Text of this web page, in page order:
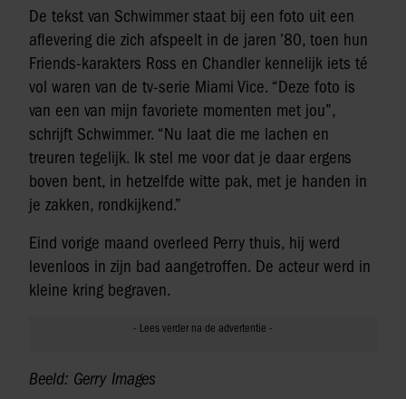
De tekst van Schwimmer staat bij een foto uit een
aflevering die zich afspeelt in de jaren ’80, toen hun
Friends-karakters Ross en Chandler kennelijk iets té
vol waren van de tv-serie Miami Vice. “Deze foto is
van een van mijn favoriete momenten met jou”,
schrijft Schwimmer. “Nu laat die me lachen en
treuren tegelijk. Ik stel me voor dat je daar ergens
boven bent, in hetzelfde witte pak, met je handen in
je zakken, rondkijkend.”
Eind vorige maand overleed Perry thuis, hij werd
levenloos in zijn bad aangetroffen. De acteur werd in
kleine kring begraven.
Beeld: Gerry Images